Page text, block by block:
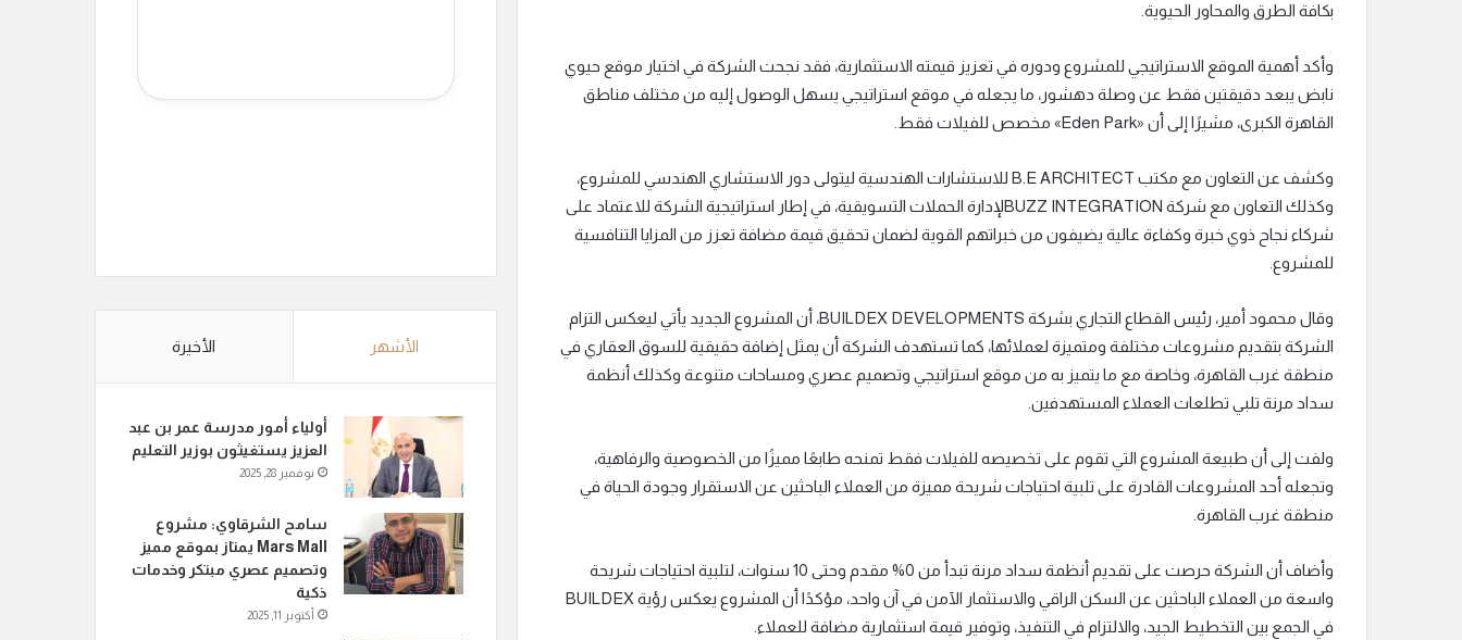
بكافة الطرق والمحاور الحيوية.
وأكد أهمية الموقع الاستراتيجي للمشروع ودوره في تعزيز قيمته الاستثمارية، فقد نجحت الشركة في اختيار موقع حيوي
نابض يبعد دقيقتين فقط عن وصلة دهشور، ما يجعله في موقع استراتيجي يسهل الوصول إليه من مختلف مناطق
القاهرة الكبرى، مشيرًا إلى أن «Eden Park» مخصص للفيلات فقط.
وكشف عن التعاون مع مكتب B.E ARCHITECT للاستشارات الهندسية ليتولى دور الاستشاري الهندسي للمشروع،
وكذلك التعاون مع شركة BUZZ INTEGRATIONلإدارة الحملات التسويقية، في إطار استراتيجية الشركة للاعتماد على
شركاء نجاح ذوي خبرة وكفاءة عالية يضيفون من خبراتهم القوية لضمان تحقيق قيمة مضافة تعزز من المزايا التنافسية
للمشروع.
وقال محمود أمير، رئيس القطاع التجاري بشركة BUILDEX DEVELOPMENTS، أن المشروع الجديد يأتي ليعكس التزام
الشركة بتقديم مشروعات مختلفة ومتميزة لعملائها، كما تستهدف الشركة أن يمثل إضافة حقيقية للسوق العقاري في
منطقة غرب القاهرة، وخاصة مع ما يتميز به من موقع استراتيجي وتصميم عصري ومساحات متنوعة وكذلك أنظمة
سداد مرنة تلبي تطلعات العملاء المستهدفين.
ولفت إلى أن طبيعة المشروع التي تقوم على تخصيصه للفيلات فقط تمنحه طابعًا مميزًا من الخصوصية والرفاهية،
وتجعله أحد المشروعات القادرة على تلبية احتياجات شريحة مميزة من العملاء الباحثين عن الاستقرار وجودة الحياة في
منطقة غرب القاهرة.
وأضاف أن الشركة حرصت على تقديم أنظمة سداد مرنة تبدأ من 0% مقدم وحتى 10 سنوات، لتلبية احتياجات شريحة
واسعة من العملاء الباحثين عن السكن الراقي والاستثمار الآمن في آن واحد، مؤكدًا أن المشروع يعكس رؤية BUILDEX
في الجمع بين التخطيط الجيد، والالتزام في التنفيذ، وتوفير قيمة استثمارية مضافة للعملاء.
الأشهر الأخيرة
أولياء أمور مدرسة عمر بن عبد
العزيز يستغيثون بوزير التعليم
نوفمبر 28, 2025
سامح الشرقاوي: مشروع
Mars Mall يمتاز بموقع مميز
وتصميم عصري مبتكر وخدمات
ذكية
أكتوبر 11, 2025